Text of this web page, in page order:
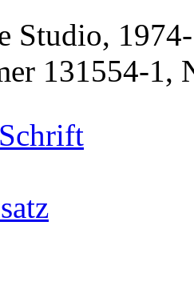
Studio,
131554-1,